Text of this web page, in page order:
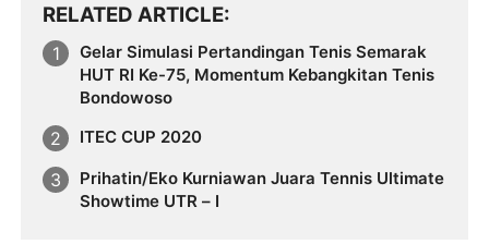
RELATED ARTICLE
Gelar Simulasi Pertandingan Tenis Semarak
HUT RI Ke-75, Momentum Kebangkitan Tenis
Bondowoso
ITEC CUP 2020
Prihatin/Eko Kurniawan Juara Tennis Ultimate
Showtime UTR – I